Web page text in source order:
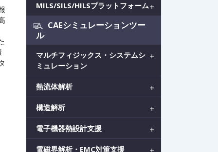
MILS/SILS/HILSプラットフォーム
CAEシミュレーションツー
ル
マルチフィジックス・システムシ
ミュレーション
熱流体解析
構造解析
電子機器熱設計支援
電磁界解析・EMC対策支援